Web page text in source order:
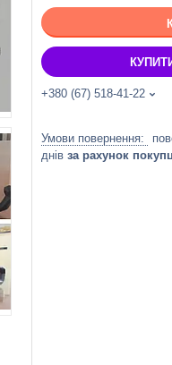
+380 (67) 518-41-22
днів за рахунок